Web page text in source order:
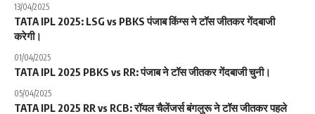
13/04/2025
TATA IPL 2025: LSG vs PBKS पंजाब किंग्स ने टॉस जीतकर गेंदबाजी
करेगी।
01/04/2025
TATA IPL 2025 PBKS vs RR: पंजाब ने टॉस जीतकर गेंदबाजी चुनी।
05/04/2025
TATA IPL 2025 RR vs RCB: रॉयल चैलेंजर्स बंगलुरू ने टॉस जीतकर पहले